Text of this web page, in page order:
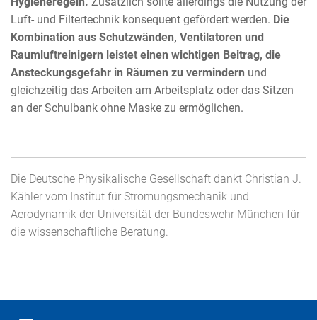
Luft- und Filtertechnik konsequent gefördert werden. Die
Kombination aus Schutzwänden, Ventilatoren und
Raumluftreinigern leistet einen wichtigen Beitrag, die
Ansteckungsgefahr in Räumen zu vermindern und
gleichzeitig das Arbeiten am Arbeitsplatz oder das Sitzen
an der Schulbank ohne Maske zu ermöglichen.
Die Deutsche Physikalische Gesellschaft dankt Christian J.
Kähler vom Institut für Strömungsmechanik und
Aerodynamik der Universität der Bundeswehr München für
die wissenschaftliche Beratung.